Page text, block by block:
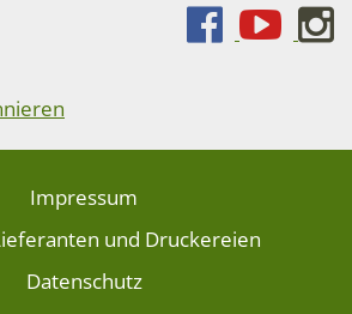
Impressum
und Druckereien
Datenschutz